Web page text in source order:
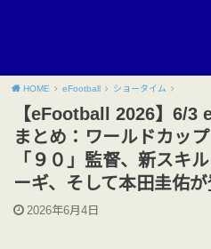
HOME eFootball ショータイム
【eFootball 2026】6/3
まとめ：ワールドカッ
「９０」監督、新スキ
ーギ、そして本田圭佑が
2026年6月4日